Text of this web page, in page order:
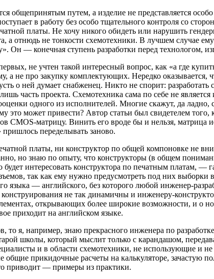
общепринятым путем, а изделие не представляется
в работу без особо тщательного контроля со
платы. Не хочу никого обидеть или нарушить
а отнюдь не тонкости схемотехники. В лучшем случае
Он — конечная ступень разработки перед технологом,
не учтен такой интересный вопрос, как «а где
а не про закупку комплектующих. Нередко
о ней думает снабженец. Никто не спорит: разработать
часть проекта. Схемотехника сама по себе не
одного из исполнителей. Многие скажут, да
это может привести? Автор статьи был свидетелем
CMOS-матрицу. Винить его вроде бы и нельзя,
пришлось переделывать заново.
платы, ни конструктор по общей компоновке не
но знаю по опыту, что конструкторы (в общем
интересовать конструктора по печатным платам, —
так как ему нужно предусмотреть под них выборки
языка — английского, без которого любой инженер-
не так динамичны и инженеру-
открывающих более широкие возможности, и о
приходит на английском языке.
то я, например, знаю прекрасного инженера по
школы, который мыслит только с карандашом,
и в области схемотехники, не использующие
прикидочные расчеты на калькуляторе, зачастую
приводит — примеры из практики.